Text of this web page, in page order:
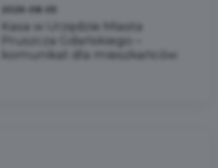
Kasa w Urzędzie Miasta
Pruszcza Gdańskiego –
komunikat dla mieszkańców